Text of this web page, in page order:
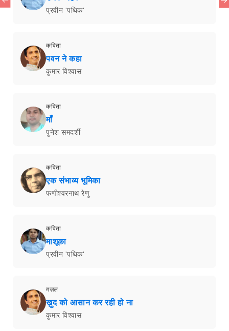
प्रवीन 'पथिक'
कविता
पवन ने कहा
कुमार विश्वास
कविता
माँ
पुनेश समदर्शी
कविता
एक संभाव्य भूमिका
फणीश्वरनाथ रेणु
कविता
माशूका
प्रवीन 'पथिक'
ग़ज़ल
ख़ुद को आसान कर रही हो ना
कुमार विश्वास